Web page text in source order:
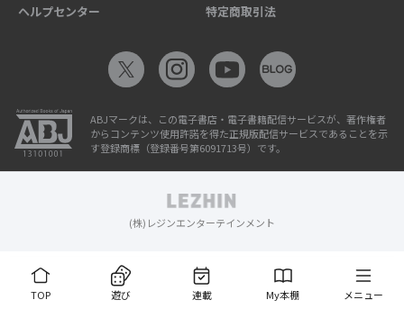
TOP 遊び 連載 My本棚 メニュー
ヘルプセンター 特定商取引法
ABJマークは、この電子書店・電子書籍配信サービスが、著作権者
からコンテンツ使用許諾を得た正規版配信サービスであることを示
す登録商標（登録番号第6091713号）です。
(株)レジンエンターテインメント